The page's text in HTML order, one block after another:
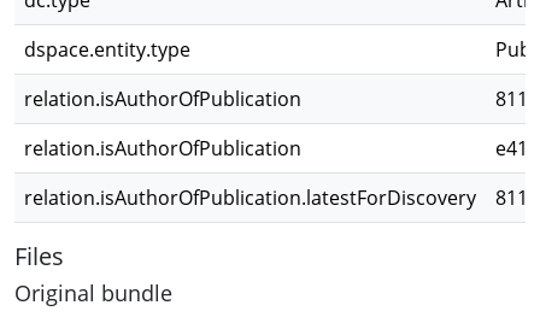
dspace.entity.type
relation.isAuthorOfPublication
relation.isAuthorOfPublication
relation.isAuthorOfPublication.latestForDiscovery
Files
Original bundle